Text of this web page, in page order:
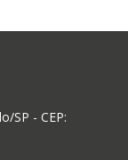
SP - CEP: